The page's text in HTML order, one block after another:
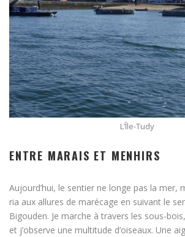
L’Île-Tudy
ENTRE MARAIS ET MENHIRS
Aujourd’hui, le sentier ne longe pas la mer,
ria aux allures de marécage en suivant le
Bigouden. Je marche à travers les sous-
et j’observe une multitude d’oiseaux. Une